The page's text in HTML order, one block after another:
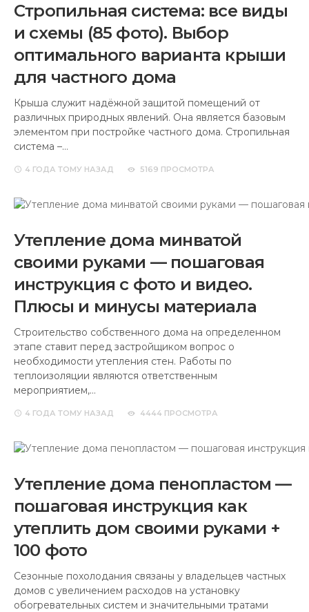
Стропильная система: все виды
и схемы (85 фото). Выбор
оптимального варианта крыши
для частного дома
Крыша служит надёжной защитой помещений от
различных природных явлений. Она является базовым
элементом при постройке частного дома. Стропильная
система –…
4 ГОДА ТОМУ НАЗАД 5169 ПРОСМОТРА
Утепление дома минватой
своими руками — пошаговая
инструкция с фото и видео.
Плюсы и минусы материала
Строительство собственного дома на определенном
этапе ставит перед застройщиком вопрос о
необходимости утепления стен. Работы по
теплоизоляции являются ответственным
мероприятием,…
4 ГОДА ТОМУ НАЗАД 4444 ПРОСМОТРА
Утепление дома пенопластом —
пошаговая инструкция как
утеплить дом своими руками +
100 фото
Сезонные похолодания связаны у владельцев частных
домов с увеличением расходов на установку
обогревательных систем и значительными тратами